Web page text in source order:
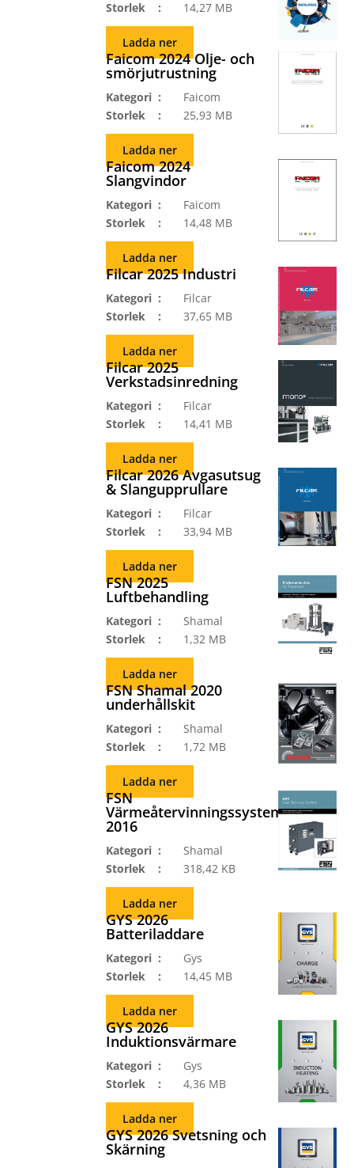
Storlek
14,27 MB
Ladda ner
Faicom 2024 Olje- och
smörjutrustning
Kategori
Faicom
Storlek
25,93 MB
Ladda ner
Faicom 2024
Slangvindor
Kategori
Faicom
Storlek
14,48 MB
Ladda ner
Filcar 2025 Industri
Kategori
Filcar
Storlek
37,65 MB
Ladda ner
Filcar 2025
Verkstadsinredning
Kategori
Filcar
Storlek
14,41 MB
Ladda ner
Filcar 2026 Avgasutsug
& Slangupprullare
Kategori
Filcar
Storlek
33,94 MB
Ladda ner
FSN 2025
Luftbehandling
Kategori
Shamal
Storlek
1,32 MB
Ladda ner
FSN Shamal 2020
underhållskit
Kategori
Shamal
Storlek
1,72 MB
Ladda ner
FSN
Värmeåtervinningssystem
2016
Kategori
Shamal
Storlek
318,42 KB
Ladda ner
GYS 2026
Batteriladdare
Kategori
Gys
Storlek
14,45 MB
Ladda ner
GYS 2026
Induktionsvärmare
Kategori
Gys
Storlek
4,36 MB
Ladda ner
GYS 2026 Svetsning och
Skärning